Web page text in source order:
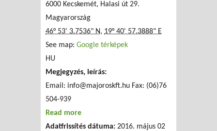
6000 Kecskemét, Halasi út 29.
Magyarország
46° 53' 3.7536" N, 19° 40' 57.3888" E
See map: Google térképek
HU
Megjegyzés, leírás:
Email: info@majoroskft.hu Fax: (06)76
504-939
Read more
Adatfrissítés dátuma: 2016. május 02